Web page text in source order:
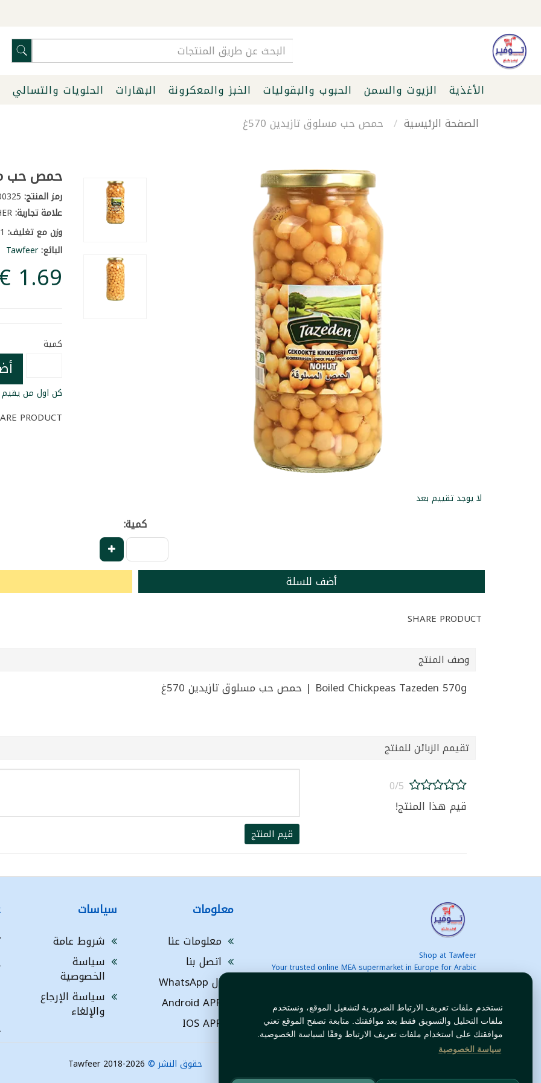
نستخدم ملفات تعريف الارتباط الضرورية لتشغيل الموقع، ونستخدم
ملفات التحليل والتسويق فقط بعد موافقتك. متابعة تصفح الموقع تعني
موافقتك على استخدام ملفات تعريف الارتباط وفقًا لسياسة الخصوصية.
سياسة الخصوصية
الأغذية الزيوت والسمن الحبوب والبقوليات الخبز والمعكرونة البهارات الحلويات والتسالي
الصفحة الرئيسية
حمص حب مسلوق تازيدين 570غ
حمص حب
رمز المنتج:205000325
علامة تجارية:OTHER
وزن مع تغليف:1 كغ
البائع:Tawfeer
كمية
كن اول من يقيم
PRODUCT
لا يوجد تقييم بعد
كمية:
أضف للسلة
SHARE PRODUCT
وصف المنتج
Boiled Chickpeas Tazeden 570g | حمص حب مسلوق تازيدين 570غ
تقيمم الزبائن للمنتج
0/5
قيم هذا المنتج!
قيم المنتج
Shop at Tawfeer
Your trusted online MEA supermarket in Europe for Arabic
معلومات
معلومات عنا
اتصل بنا
ال WhatsApp
Android APP
IOS APP
سياسات
شروط عامة
سياسة
الخصوصية
سياسة الإرجاع
والإلغاء
حقوق النشر © Tawfeer 2018-2026